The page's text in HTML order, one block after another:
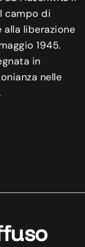
campo di
liberazione
1945.
in
nelle